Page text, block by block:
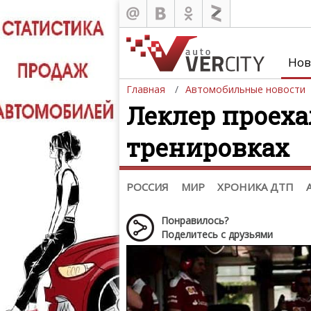
Главная Автомобильные новости
Леклер
тренировках
РОССИЯ МИР ХРОНИКА ДТП
Новости
Россия,
Украина, Беларусь
Азербайджан
Автобизнес,
Мототехника
Шпионские фото
Звездные новости
Тизеры. Рисунки. Скетчи
Понравилось?
Поделитесь с друзьями